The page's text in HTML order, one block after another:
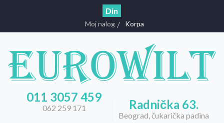
Din
Moj nalog Korpa
011 3057 459
062 259 171 Radnička 63.
Beograd, čukarička padina